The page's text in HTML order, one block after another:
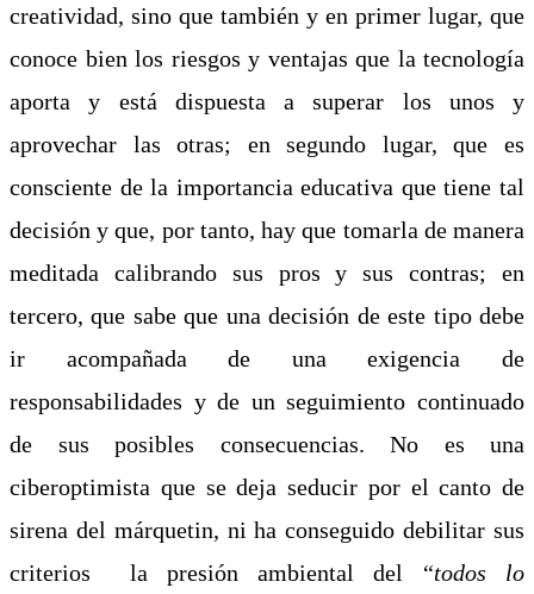
creatividad, sino que también y en primer lugar, que
conoce bien los riesgos y ventajas que la tecnología
aporta y está dispuesta a superar los unos y
aprovechar las otras; en segundo lugar, que es
consciente de la importancia educativa que tiene tal
decisión y que, por tanto, hay que tomarla de manera
meditada calibrando sus pros y sus contras; en
tercero, que sabe que una decisión de este tipo debe
ir acompañada de una exigencia de
responsabilidades y de un seguimiento continuado
de sus posibles consecuencias. No es una
ciberoptimista que se deja seducir por el canto de
sirena del márquetin, ni ha conseguido debilitar sus
criterios la presión ambiental del “todos lo